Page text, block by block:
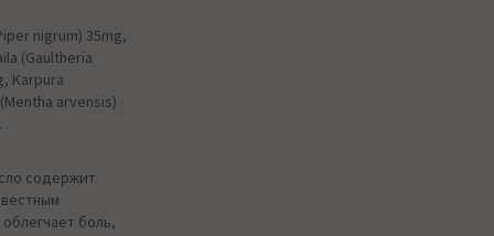
nigrum) 35mg,
(Gaultheria
Karpura
arvensis)
содержит
боль,